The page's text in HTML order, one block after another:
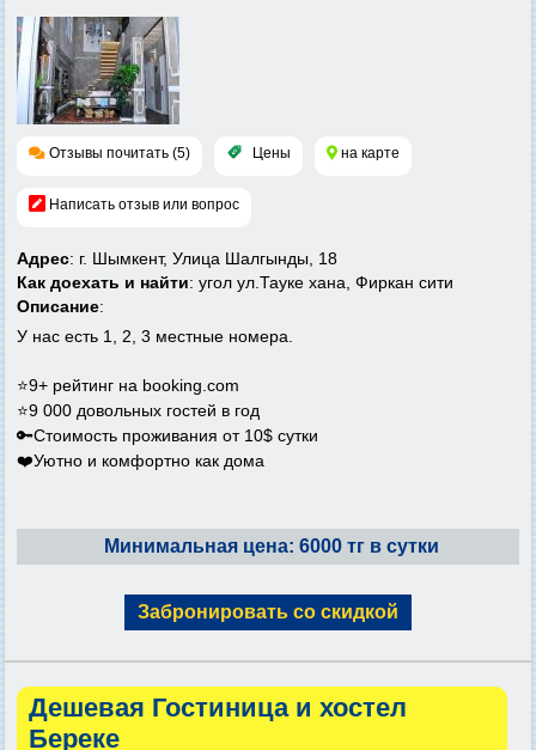
Отзывы почитать (5) Цены на карте
Написать отзыв или вопрос
Адрес: г. Шымкент, ​Улица Шалгынды, 18
Как доехать и найти: угол ул.Тауке хана, Фиркан сити
Описание:
У нас есть 1, 2, 3 местные номера.
⭐9+ рейтинг на booking.com
⭐9 000 довольных гостей в год
🔑Стоимость проживания от 10$ сутки
❤️Уютно и комфортно как дома
Минимальная цена: 6000 тг в сутки
Забронировать со скидкой
Дешевая Гостиница и хостел
Береке